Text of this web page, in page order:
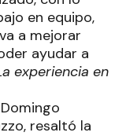
en equipo,
a mejorar
ayudar a
experiencia en
resaltó la